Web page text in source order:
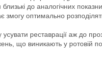
до аналогічних
оптимально
реставрації аж до
що виникають у ротовій